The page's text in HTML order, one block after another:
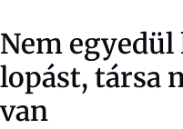
Nem egyedül
lopást, társa
van